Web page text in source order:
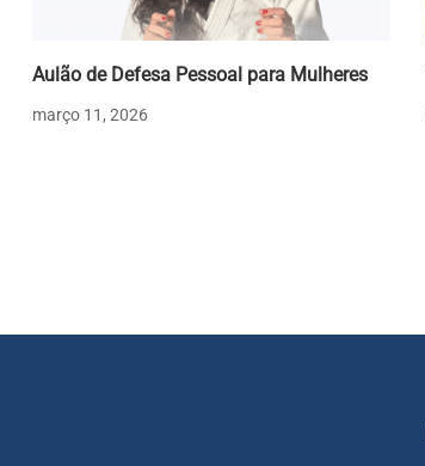
Aulão de Defesa Pessoal para Mulheres
março 11, 2026